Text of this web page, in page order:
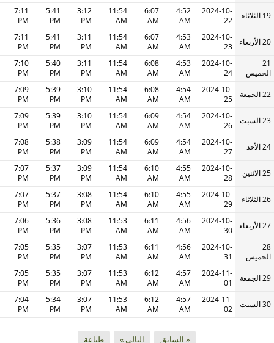
19 الثلاثاء
2024-10-
22
4:52
AM
6:07
AM
11:54
AM
3:12
PM
5:41
PM
7:11
PM
20 الأربعاء
2024-10-
23
4:53
AM
6:07
AM
11:54
AM
3:11
PM
5:41
PM
7:11
PM
21
الخميس
2024-10-
24
4:53
AM
6:08
AM
11:54
AM
3:11
PM
5:40
PM
7:10
PM
22 الجمعة
2024-10-
25
4:54
AM
6:08
AM
11:54
AM
3:10
PM
5:39
PM
7:09
PM
23 السبت
2024-10-
26
4:54
AM
6:09
AM
11:54
AM
3:10
PM
5:39
PM
7:09
PM
24 الأحد
2024-10-
27
4:54
AM
6:09
AM
11:54
AM
3:09
PM
5:38
PM
7:08
PM
25 الاثنين
2024-10-
28
4:55
AM
6:10
AM
11:54
AM
3:09
PM
5:37
PM
7:07
PM
26 الثلاثاء
2024-10-
29
4:55
AM
6:10
AM
11:54
AM
3:08
PM
5:37
PM
7:07
PM
27 الأربعاء
2024-10-
30
4:56
AM
6:11
AM
11:53
AM
3:08
PM
5:36
PM
7:06
PM
28
الخميس
2024-10-
31
4:56
AM
6:11
AM
11:53
AM
3:07
PM
5:35
PM
7:05
PM
29 الجمعة
2024-11-
01
4:57
AM
6:12
AM
11:53
AM
3:07
PM
5:35
PM
7:05
PM
30 السبت
2024-11-
02
4:57
AM
6:12
AM
11:53
AM
3:07
PM
5:34
PM
7:04
PM
« السابق التالي » طباعة